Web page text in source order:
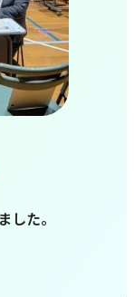
た。